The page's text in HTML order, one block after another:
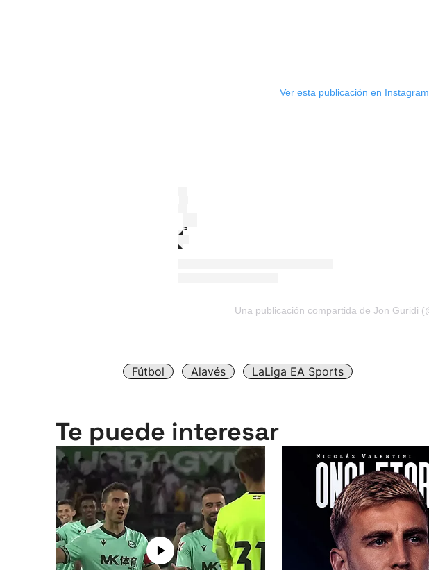
Ver esta publicación en Instagram
Una publicación compartida de Jon Guridi
Fútbol Alavés LaLiga EA Sports
Te puede interesar